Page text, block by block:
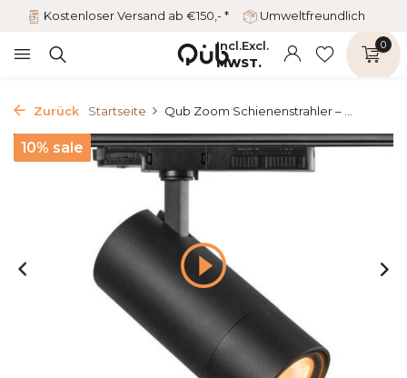
Kostenloser Versand ab €150,- * Umweltfreundlich
Incl.Excl.
MWST.
0
Zurück Startseite Qub Zoom Schienenstrahler – ...
10% sale